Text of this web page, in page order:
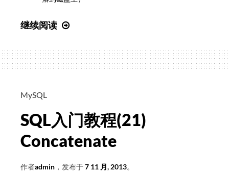
继续阅读
Redis
持
MySQL
SQL入门教程(21)
Concatenate
作者admin ，发布于7 11 月, 2013。